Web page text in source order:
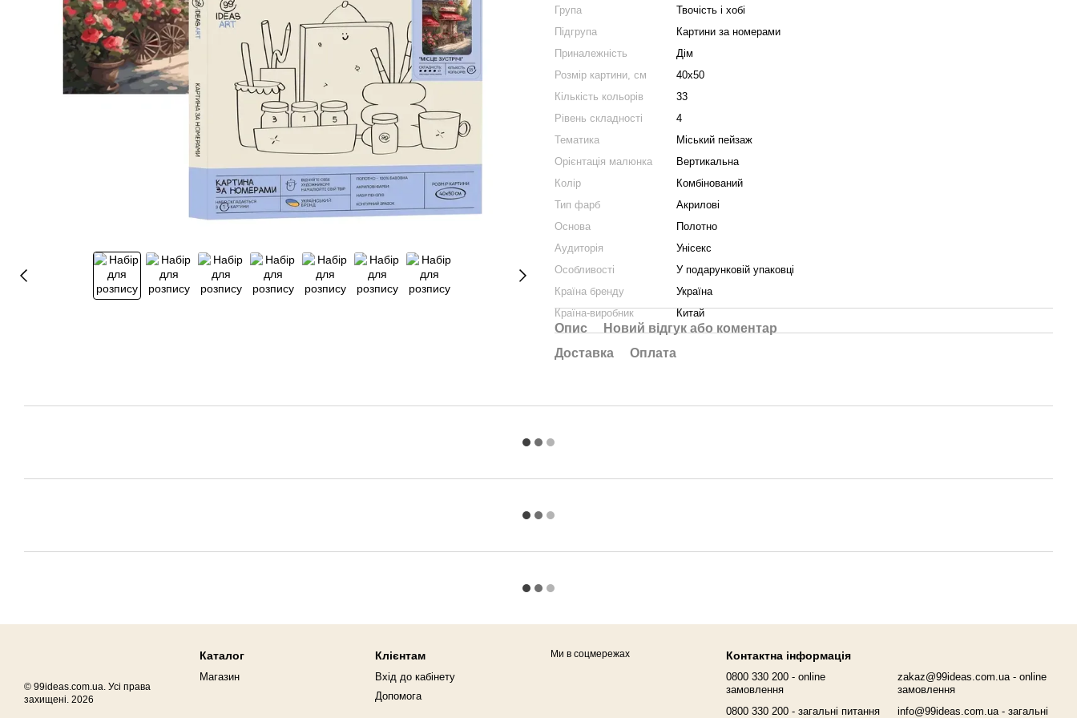
Група
Твочість і хобі
Підгрупа
Картини за номерами
Приналежність
Дім
Розмір картини, см
40х50
Кількість кольорів
33
Рівень складності
4
Тематика
Міський пейзаж
Орієнтація малюнка
Вертикальна
Колір
Комбінований
Тип фарб
Акрилові
Основа
Полотно
Аудиторія
Унісекс
Особливості
У подарунковій упаковці
Країна бренду
Україна
Країна-виробник
Китай
Опис
Новий відгук або коментар
Доставка
Оплата
© 99ideas.com.ua. Усі права
захищені. 2026
Каталог
Магазин
Клієнтам
Вхід до кабінету
Допомога
Ми в соцмережах Контактна інформація
0800 330 200 - online
замовлення
0800 330 200 - загальні питання
zakaz@99ideas.com.ua - online
замовлення
info@99ideas.com.ua - загальні